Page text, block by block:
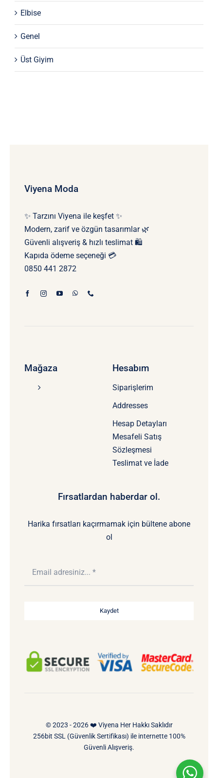
Elbise
Genel
Üst Giyim
Viyena Moda
✨ Tarzını Viyena ile keşfet ✨
Modern, zarif ve özgün tasarımlar 🌿
Güvenli alışveriş & hızlı teslimat 🛍️
Kapıda ödeme seçeneği 💳
0850 441 2872
Mağaza Hesabım
Siparişlerim
Addresses
Hesap Detayları
Mesafeli Satış
Sözleşmesi
Teslimat ve İade
Fırsatlardan haberdar ol.
Harika fırsatları kaçırmamak için bültene abone
ol
Kaydet
© 2023 - 2026 ❤️ Viyena Her Hakkı Saklıdır
256bit SSL (Güvenlik Sertifikası) ile internette 100%
Güvenli Alışveriş.